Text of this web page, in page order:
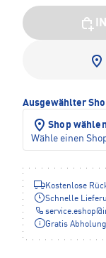
Ausgewählter
Shop wählen
Wähle einen
Kostenlose
Schnelle
service.eshop@
Gratis